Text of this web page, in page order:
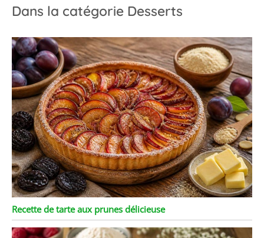
Dans la catégorie Desserts
Recette de tarte aux prunes délicieuse